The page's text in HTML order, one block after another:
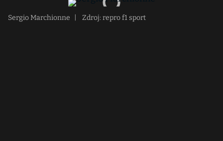
Sergio Marchionne Zdroj: repro f1 sport